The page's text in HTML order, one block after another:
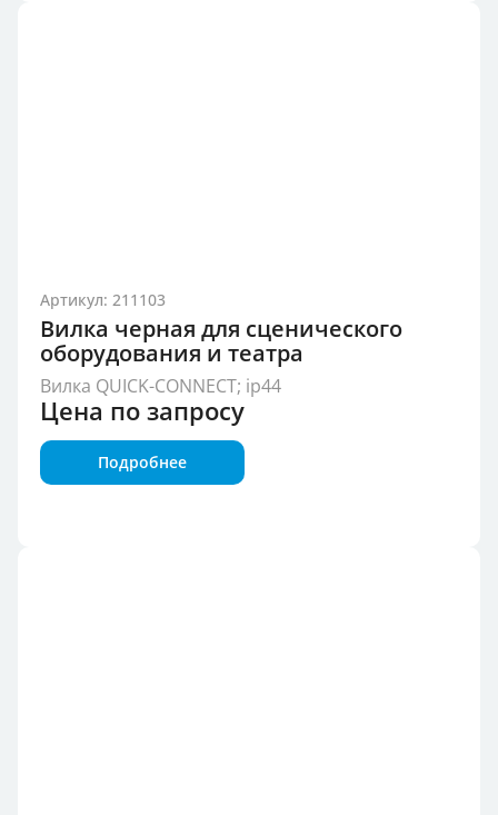
Артикул: 211103
Вилка черная для сценического
оборудования и театра
Вилка QUICK-CONNECT; ip44
Цена по запросу
Подробнее